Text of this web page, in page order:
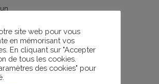
Maudit
site web pour vous
en mémorisant vos
En cliquant sur "Accepter
de tous les cookies.
des cookies" pour